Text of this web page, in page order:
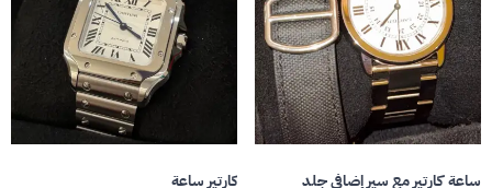
ساعة كارتير مع سير إضافي جلد كارتير ساعة